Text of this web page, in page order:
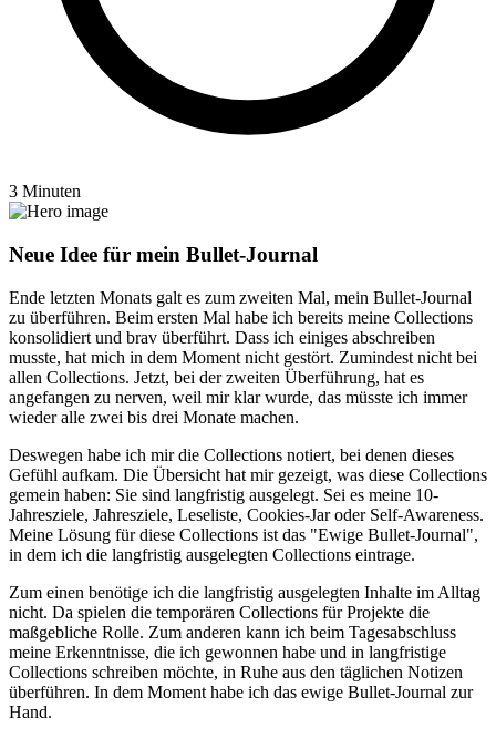
3 Minuten
Neue Idee für mein Bullet-Journal
Ende letzten Monats galt es zum zweiten Mal, mein Bullet-Journal
zu überführen. Beim ersten Mal habe ich bereits meine Collections
konsolidiert und brav überführt. Dass ich einiges abschreiben
musste, hat mich in dem Moment nicht gestört. Zumindest nicht bei
allen Collections. Jetzt, bei der zweiten Überführung, hat es
angefangen zu nerven, weil mir klar wurde, das müsste ich immer
wieder alle zwei bis drei Monate machen.
Deswegen habe ich mir die Collections notiert, bei denen dieses
Gefühl aufkam. Die Übersicht hat mir gezeigt, was diese Collections
gemein haben: Sie sind langfristig ausgelegt. Sei es meine 10-
Jahresziele, Jahresziele, Leseliste, Cookies-Jar oder Self-Awareness.
Meine Lösung für diese Collections ist das "Ewige Bullet-Journal",
in dem ich die langfristig ausgelegten Collections eintrage.
Zum einen benötige ich die langfristig ausgelegten Inhalte im Alltag
nicht. Da spielen die temporären Collections für Projekte die
maßgebliche Rolle. Zum anderen kann ich beim Tagesabschluss
meine Erkenntnisse, die ich gewonnen habe und in langfristige
Collections schreiben möchte, in Ruhe aus den täglichen Notizen
überführen. In dem Moment habe ich das ewige Bullet-Journal zur
Hand.